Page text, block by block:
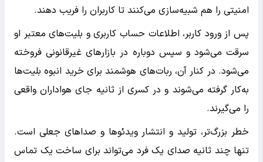
امنیتی را هم شبیه‌سازی می‌کنند تا کاربران را فریب دهند.
پس از ورود کاربر، اطلاعات حساب کاربری و بلیت‌های معتبر او
سرقت می‌شود و سپس دوباره در بازارهای غیرقانونی فروخته
می‌شود. در کنار آن، ربات‌های هوشمند برای خرید انبوه بلیت‌ها
به‌کار گرفته می‌شوند و در کسری از ثانیه جای هواداران واقعی
را می‌گیرند.
خطر بزرگ‌تر، تولید و انتشار ویدئوها و صداهای جعلی است.
تنها چند ثانیه صدای یک فرد می‌تواند برای ساخت یک تماس